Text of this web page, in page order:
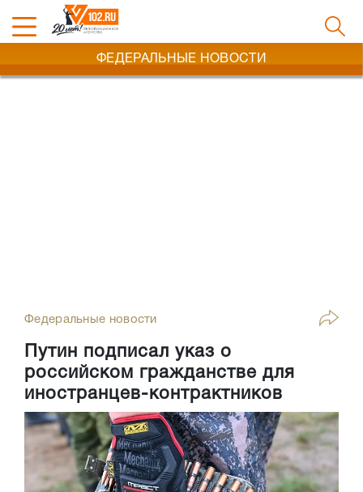
ФЕДЕРАЛЬНЫЕ НОВОСТИ
Федеральные новости
Путин подписал указ о
российском гражданстве для
иностранцев-контрактников